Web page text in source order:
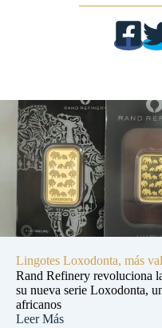
Lingotes Loxodonta, más
Rand Refinery revoluciona
su nueva serie Loxodonta,
africanos
Leer Más